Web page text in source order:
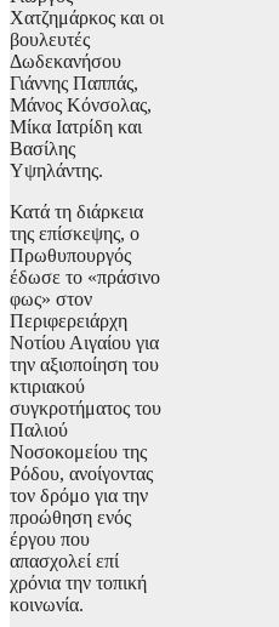
Χατζημάρκος και οι
βουλευτές
Δωδεκανήσου
Γιάννης Παππάς,
Μάνος Κόνσολας,
Μίκα Ιατρίδη και
Βασίλης
Υψηλάντης.
Κατά τη διάρκεια
της επίσκεψης, ο
Πρωθυπουργός
έδωσε το «πράσινο
φως» στον
Περιφερειάρχη
Νοτίου Αιγαίου για
την αξιοποίηση του
κτιριακού
συγκροτήματος του
Παλιού
Νοσοκομείου της
Ρόδου, ανοίγοντας
τον δρόμο για την
προώθηση ενός
έργου που
απασχολεί επί
χρόνια την τοπική
κοινωνία.